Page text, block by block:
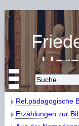
Harz
Religiöse
und
Rel.pädagogische
Erzählungen zur